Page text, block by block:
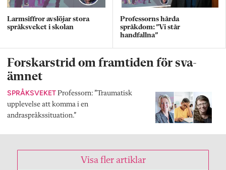
Larmsiffror avslöjar stora
språksveket i skolan
Professorns hårda
språkdom: ”Vi står
handfallna”
Forskarstrid om framtiden för sva-
ämnet
SPRÅKSVEKET Professorn: ”Traumatisk
upplevelse att komma i en
andraspråkssituation.”
Visa fler artiklar